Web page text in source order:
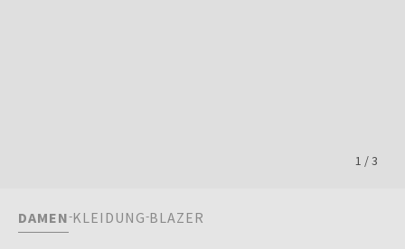
1 /3
DAMEN KLEIDUNG BLAZER